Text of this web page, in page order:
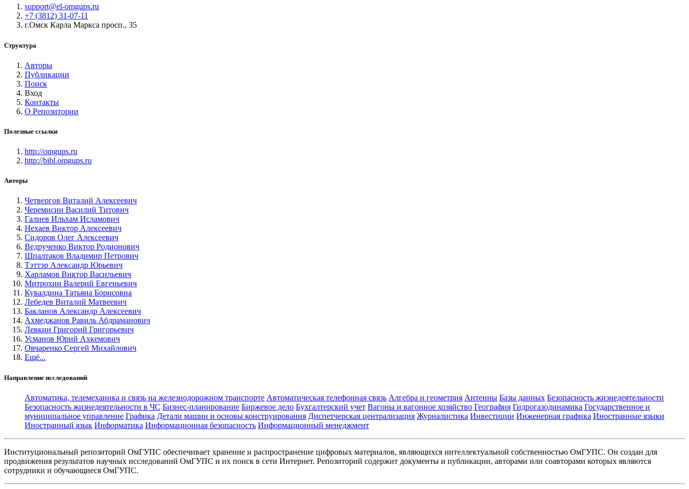
support@el-omgups.ru
+7 (3812) 31-07-11
г.Омск Карла Маркса просп., 35
Структура
Авторы
Публикации
Поиск
Вход
Контакты
О Репозитории
Полезные ссылки
http://omgups.ru
http://bibl.omgups.ru
Авторы
Четвергов Виталий Алексеевич
Черемисин Василий Титович
Галиев Ильхам Исламович
Нехаев Виктор Алексеевич
Сидоров Олег Алексеевич
Ведрученко Виктор Родионович
Шпалтаков Владимир Петрович
Тэттэр Александр Юрьевич
Харламов Виктор Васильевич
Митрохин Валерий Евгеньевич
Кувалдина Татьяна Борисовна
Лебедев Виталий Матвеевич
Бакланов Александр Алексеевич
Ахмеджанов Равиль Абдраманович
Левкин Григорий Григорьевич
Усманов Юрий Ахкемович
Овчаренко Сергей Михайлович
Ещё...
Направление исследований
Автоматика, телемеханика и связь на железнодорожном транспорте Автоматическая телефонная связь Алгебра и геометрия Антенны Базы данных Безопасность жизнедеятельности
Безопасность жизнедеятельности в ЧС Бизнес-планирование Биржевое дело Бухгалтерский учет Вагоны и вагонное хозяйство География Гидрогазодинамика Государственное и
муниципальное управление Графика Детали машин и основы конструирования Диспетчерская централизация Журналистика Инвестиции Инженерная графика Иностранные языки
Иностранный язык Информатика Информационная безопасность Информационный менеджмент
Институциональный репозиторий ОмГУПС обеспечивает хранение и распространение цифровых материалов, являющихся интеллектуальной собственностью ОмГУПС. Он создан для
продвижения результатов научных исследований ОмГУПС и их поиск в сети Интернет. Репозиторий содержит документы и публикации, авторами или соавторами которых являются
сотрудники и обучающиеся ОмГУПС.